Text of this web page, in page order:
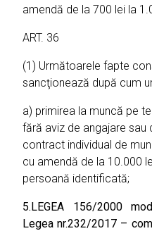
amendă de la 700 lei la
ART. 36
(1) Următoarele fapte
sancţionează după cum
a) primirea la muncă pe
fără aviz de angajare sau
contract individual de
cu amendă de la 10.000
persoană identificată;
5.LEGEA 156/2000
Legea nr.232/2017 –